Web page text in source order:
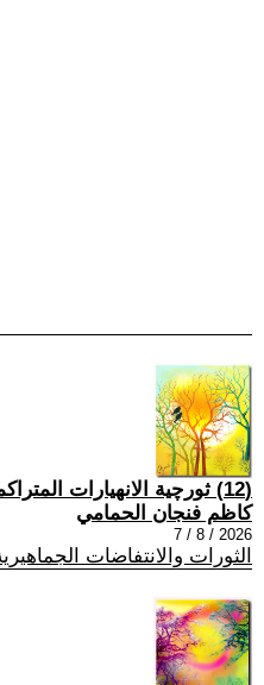
(12) ثورچية الانهيارات المتراكمة
كاظم فنجان الحمامي
2026 / 8 / 7
الثورات والانتفاضات